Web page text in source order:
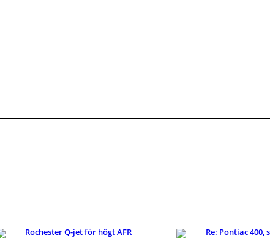
Rochester Q-jet för högt AFR